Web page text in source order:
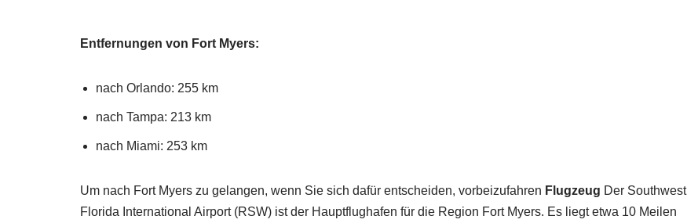
Entfernungen von Fort Myers:
nach Orlando: 255 km
nach Tampa: 213 km
nach Miami: 253 km
Um nach Fort Myers zu gelangen, wenn Sie sich dafür entscheiden, vorbeizufahren Flugzeug Der Southwest
Florida International Airport (RSW) ist der Hauptflughafen für die Region Fort Myers. Es liegt etwa 10 Meilen